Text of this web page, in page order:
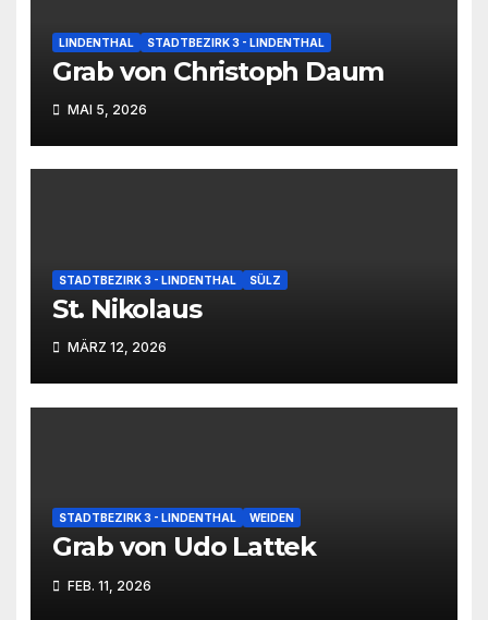
LINDENTHAL STADTBEZIRK 3 - LINDENTHAL
Grab von Christoph Daum
MAI 5, 2026
STADTBEZIRK 3 - LINDENTHAL SÜLZ
St. Nikolaus
MÄRZ 12, 2026
STADTBEZIRK 3 - LINDENTHAL WEIDEN
Grab von Udo Lattek
FEB. 11, 2026